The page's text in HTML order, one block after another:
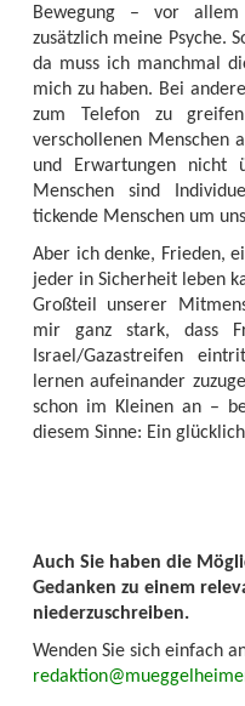
Bewegung – vor
zusätzlich meine Psyche.
da muss ich manchmal
mich zu haben. Bei
zum Telefon zu
verschollenen Menschen
und Erwartungen nicht
Menschen sind
tickende Menschen um
Aber ich denke, Frieden,
jeder in Sicherheit leben
Großteil unserer
mir ganz stark, dass
Israel/Gazastreifen
lernen aufeinander
schon im Kleinen an –
diesem Sinne: Ein
Auch Sie haben die
Gedanken zu einem
niederzuschreiben.
Wenden Sie sich einfach